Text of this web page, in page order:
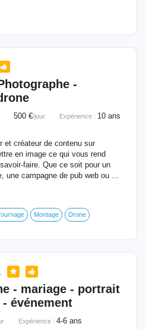
-
500 €/jour Expérience : 10 ans
et créateur de contenu sur
en image ce qui vous rend
faire. Que ce soit pour un
une campagne de pub web ou ...
Montage Drone
- mariage - portrait
événement
Expérience : 4-6 ans